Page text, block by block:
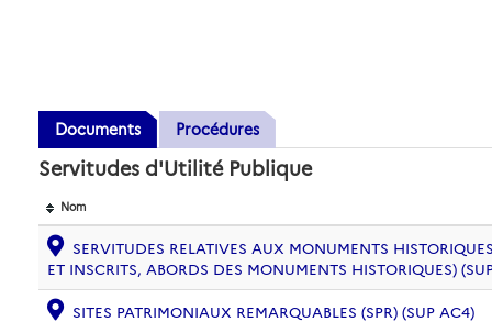
Documents Procédures
Servitudes d'Utilité Publique
Nom
SERVITUDES RELATIVES AUX MONUMENTS
ET INSCRITS, ABORDS DES MONUMENTS HISTORIQUES)
SITES PATRIMONIAUX REMARQUABLES (SPR) (SUP AC4)